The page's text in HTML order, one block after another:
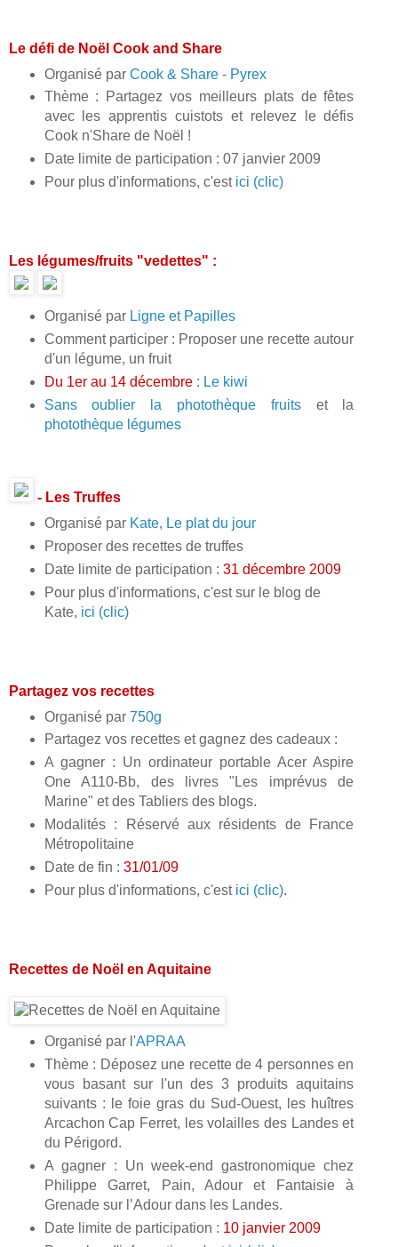
Le défi de Noël Cook and Share
Organisé par Cook & Share - Pyrex
Thème : Partagez vos meilleurs plats de fêtes
avec les apprentis cuistots et relevez le défis
Cook n'Share de Noël !
Date limite de participation : 07 janvier 2009
Pour plus d'informations, c'est ici (clic)
Les légumes/fruits "vedettes" :
Organisé par Ligne et Papilles
Comment participer : Proposer une recette autour
d'un légume, un fruit
Du 1er au 14 décembre: Le kiwi
Sans oublier la photothèque fruitset la
photothèque légumes
- Les Truffes
Organisé par Kate, Le plat du jour
Proposer des recettes de truffes
Date limite de participation : 31 décembre 2009
Pour plus d'informations, c'est sur le blog de
Kate, ici (clic)
Partagez vos recettes
Organisé par 750g
Partagez vos recettes et gagnez des cadeaux :
A gagner : Un ordinateur portable Acer Aspire
One A110-Bb, des livres "Les imprévus de
Marine" et des Tabliers des blogs.
Modalités : Réservé aux résidents de France
Métropolitaine
Date de fin : 31/01/09
Pour plus d'informations, c'est ici (clic).
Recettes de Noël en Aquitaine
Organisé par l'APRAA
Thème : Déposez une recette de 4 personnes en
vous basant sur l'un des 3 produits aquitains
suivants : le foie gras du Sud-Ouest, les huîtres
Arcachon Cap Ferret, les volailles des Landes et
du Périgord.
A gagner : Un week-end gastronomique chez
Philippe Garret, Pain, Adour et Fantaisie à
Grenade sur l’Adour dans les Landes.
Date limite de participation : 10 janvier 2009